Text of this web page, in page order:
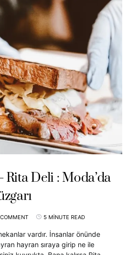
Rita Deli : Moda’da
5 MINUTE READ
vardır. İnsanlar önünde
hayran sıraya girip ne ile